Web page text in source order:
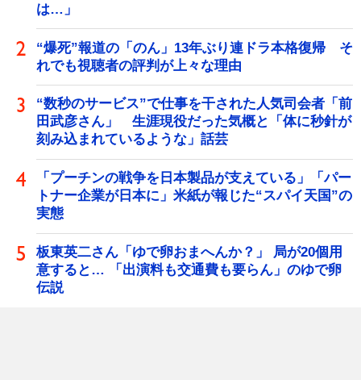
は…」
“爆死”報道の「のん」13年ぶり連ドラ本格復帰 そ
れでも視聴者の評判が上々な理由
“数秒のサービス”で仕事を干された人気司会者「前
田武彦さん」 生涯現役だった気概と「体に秒針が
刻み込まれているような」話芸
「プーチンの戦争を日本製品が支えている」「パー
トナー企業が日本に」米紙が報じた“スパイ天国”の
実態
板東英二さん「ゆで卵おまへんか？」 局が20個用
意すると… 「出演料も交通費も要らん」のゆで卵
伝説